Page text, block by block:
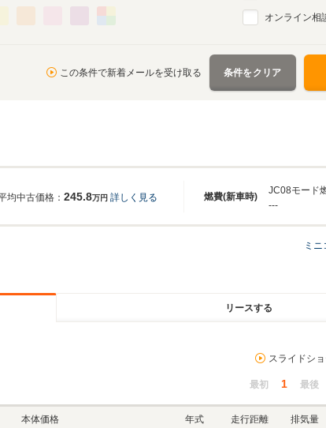
オンライン相
この条件で新着メールを受け取る 条件をクリア
燃費(新車時)
均中古価格： 245.8万円 詳しく見る
JC08モード
---
ミ
リースする
スライドシ
最初 1 最後
本体価格
年式
走行距離
排気量